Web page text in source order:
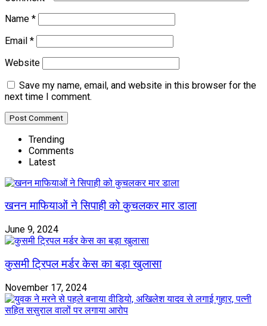
Name *
Email *
Website
Save my name, email, and website in this browser for the
next time I comment.
Trending
Comments
Latest
खनन माफियाओं ने सिपाही को कुचलकर मार डाला
June 9, 2024
कुसमी ट्रिपल मर्डर केस का बड़ा खुलासा
November 17, 2024